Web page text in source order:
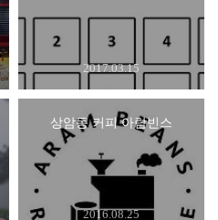
2017.03.15
상암동 커피 아람빈스
2016.08.25